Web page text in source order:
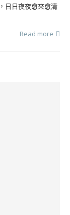
日日夜夜愈來愈清
Read more